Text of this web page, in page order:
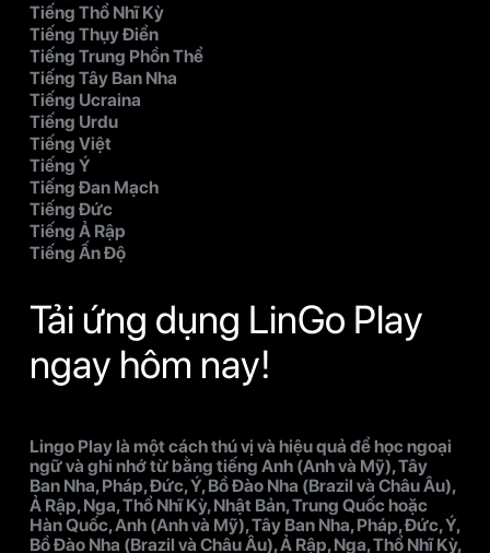
Tiếng Thổ Nhĩ Kỳ
Tiếng Thụy Điển
Tiếng Trung Phồn Thể
Tiếng Tây Ban Nha
Tiếng Ucraina
Tiếng Urdu
Tiếng Việt
Tiếng Ý
Tiếng Đan Mạch
Tiếng Đức
Tiếng Ả Rập
Tiếng Ấn Độ
Tải ứng dụng LinGo Play
ngay hôm nay!
Lingo Play là một cách thú vị và hiệu quả để học ngoại
ngữ và ghi nhớ từ bằng tiếng Anh (Anh và Mỹ), Tây
Ban Nha, Pháp, Đức, Ý, Bồ Đào Nha (Brazil và Châu Âu),
Ả Rập, Nga, Thổ Nhĩ Kỳ, Nhật Bản, Trung Quốc hoặc
Hàn Quốc, Anh (Anh và Mỹ), Tây Ban Nha, Pháp, Đức, Ý,
Bồ Đào Nha (Brazil và Châu Âu), Ả Rập, Nga, Thổ Nhĩ Kỳ,